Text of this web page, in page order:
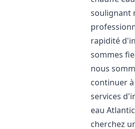
soulignant
rapidité
sommes
nous
continuer
services
eau
cherchez